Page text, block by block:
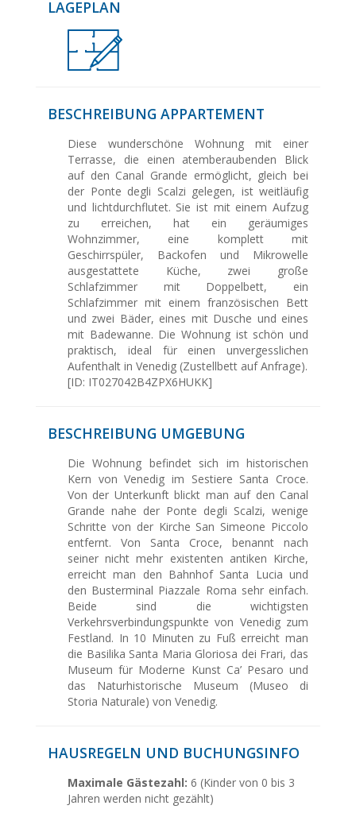
LAGEPLAN
BESCHREIBUNG APPARTEMENT
Diese wunderschöne Wohnung mit einer
Terrasse, die einen atemberaubenden Blick
auf den Canal Grande ermöglicht, gleich bei
der Ponte degli Scalzi gelegen, ist weitläufig
und lichtdurchflutet. Sie ist mit einem Aufzug
zu erreichen, hat ein geräumiges
Wohnzimmer, eine komplett mit
Geschirrspüler, Backofen und Mikrowelle
ausgestattete Küche, zwei große
Schlafzimmer mit Doppelbett, ein
Schlafzimmer mit einem französischen Bett
und zwei Bäder, eines mit Dusche und eines
mit Badewanne. Die Wohnung ist schön und
praktisch, ideal für einen unvergesslichen
Aufenthalt in Venedig (Zustellbett auf Anfrage).
[ID: IT027042B4ZPX6HUKK]
BESCHREIBUNG UMGEBUNG
Die Wohnung befindet sich im historischen
Kern von Venedig im Sestiere Santa Croce.
Von der Unterkunft blickt man auf den Canal
Grande nahe der Ponte degli Scalzi, wenige
Schritte von der Kirche San Simeone Piccolo
entfernt. Von Santa Croce, benannt nach
seiner nicht mehr existenten antiken Kirche,
erreicht man den Bahnhof Santa Lucia und
den Busterminal Piazzale Roma sehr einfach.
Beide sind die wichtigsten
Verkehrsverbindungspunkte von Venedig zum
Festland. In 10 Minuten zu Fuß erreicht man
die Basilika Santa Maria Gloriosa dei Frari, das
Museum für Moderne Kunst Ca’ Pesaro und
das Naturhistorische Museum (Museo di
Storia Naturale) von Venedig.
HAUSREGELN UND BUCHUNGSINFO
Maximale Gästezahl: 6 (Kinder von 0 bis 3
Jahren werden nicht gezählt)